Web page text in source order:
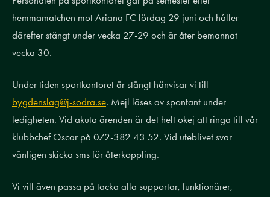
hemmamatchen mot Ariana FC lördag 29 juni och håller
därefter stängt under vecka 27-29 och är åter bemannat
vecka 30.
Under tiden sportkontoret är stängt hänvisar vi till
bygdenslag@j-sodra.se. Mejl läses av spontant under
ledigheten. Vid akuta ärenden är det helt okej att ringa till vår
klubbchef Oscar på 072-382 43 52. Vid uteblivet svar
vänligen skicka sms för återkoppling.
Vi vill även passa på tacka alla supportar, funktionärer,